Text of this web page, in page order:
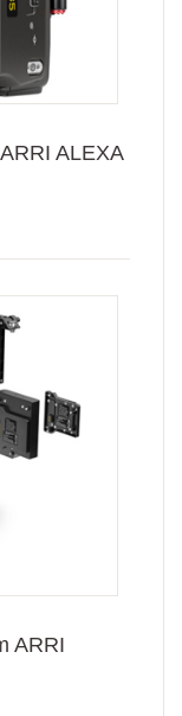
ALEXA
ARRI